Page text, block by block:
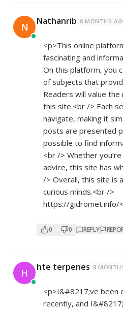
N Nathanrib 8 MONTHS
<p>This online
fascinating and
On this platform, you
of subjects that
Readers will value
this site.<br /> Each
navigate, making it
posts are presented
possible to find
<br /> Whether
advice, this site has
/> Overall, this site is
curious minds.<br />
https://gidromet.info/
0 0 REPLY
H hte terpenes 8
<p>I&#8217;ve been
recently, and